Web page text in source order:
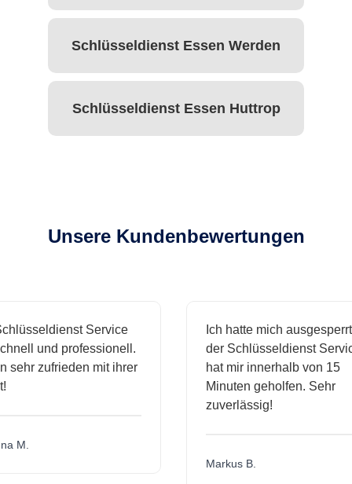
Schlüsseldienst Essen Werden
Schlüsseldienst Essen Huttrop
Unsere Kundenbewertungen
Service
und professionell.
zufrieden mit ihrer
M.
Ich hatte mich ausgesperrt
der Schlüsseldienst
hat mir innerhalb von 15
Minuten geholfen. Sehr
zuverlässig!
Markus B.